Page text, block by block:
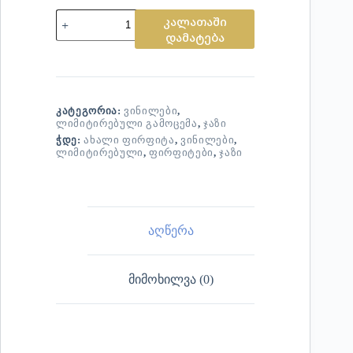
კალათაში
დამატება
ᲙᲐᲢᲔᲒᲝᲠᲘᲐ: ᲕᲘᲜᲘᲚᲔᲑᲘ,
ᲚᲘᲛᲘᲢᲘᲠᲔᲑᲣᲚᲘ ᲒᲐᲛᲝᲪᲔᲛᲐ, ᲯᲐᲖᲘ
ᲭᲓᲔ:ᲐᲮᲐᲚᲘ ᲤᲘᲠᲤᲘᲢᲐ, ᲕᲘᲜᲘᲚᲔᲑᲘ,
ᲚᲘᲛᲘᲢᲘᲠᲔᲑᲣᲚᲘ,ᲤᲘᲠᲤᲘᲢᲔᲑᲘ,ᲯᲐᲖᲘ
აღწერა
მიმოხილვა (0)